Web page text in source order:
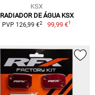
KSX
RADIADOR DE ÁGUA KSX
PVP 126,99 €2 99,99 €1